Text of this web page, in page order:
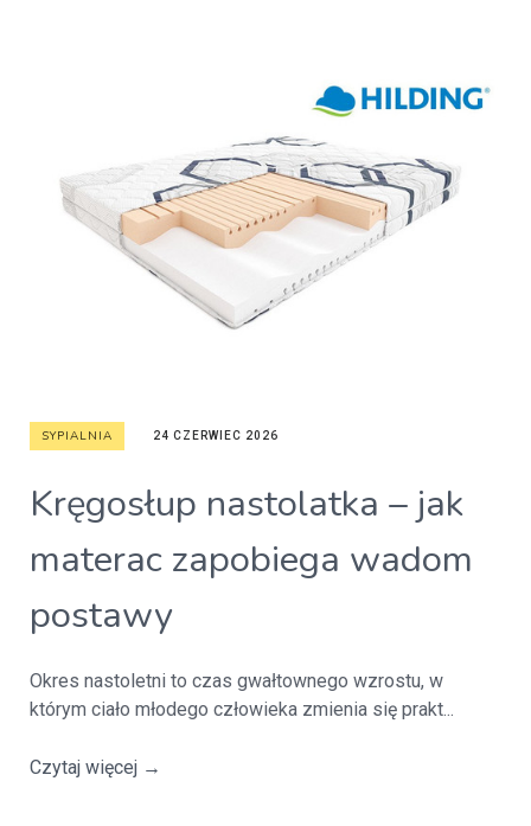
SYPIALNIA 24 CZERWIEC 2026
Kręgosłup nastolatka – jak
materac zapobiega wadom
postawy
Okres nastoletni to czas gwałtownego wzrostu, w
którym ciało młodego człowieka zmienia się prakt...
Czytaj więcej →